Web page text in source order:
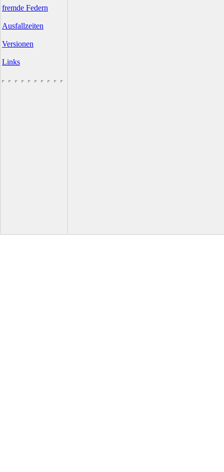
fremde Federn
Ausfallzeiten
Versionen
Links